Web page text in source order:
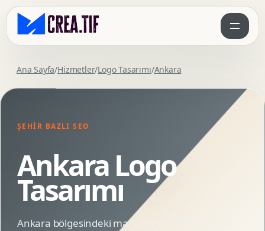
Ana Sayfa/Hizmetler/Logo Tasarımı/Ankara
ŞEHIR BAZLI SEO
Ankara Logo
Tasarımı
Ankara bölgesindeki markalar için SEO uyumlu,